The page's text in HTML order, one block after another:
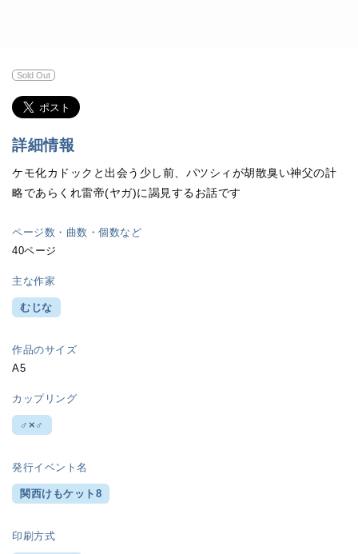
Sold Out
詳細情報
ケモ化カドックと出会う少し前、パツシィが胡散臭い神父の計
略であらくれ雷帝(ヤガ)に謁見するお話です
ページ数・曲数・個数など
40ページ
主な作家
むじな
作品のサイズ
A5
カップリング
♂×♂
発行イベント名
関西けもケット8
印刷方式